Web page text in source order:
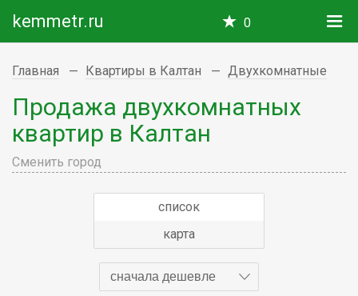
kemmetr.ru 0
Главная Квартиры в Калтан Двухкомнатные
Продажа двухкомнатных
квартир в Калтан
Сменить город
список
карта
сначала дешевле